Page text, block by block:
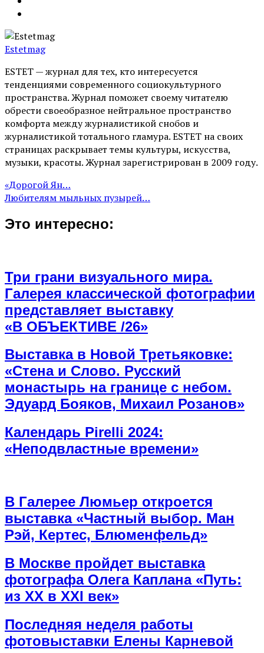
Estetmag
ESTET — журнал для тех, кто интересуeтся
тенденциями современного социокультурного
пространства. Журнал поможет своему читателю
обрести своеобразное нейтральное пространство
комфорта между журналистикой снобов и
журналистикой тотального гламура. ESTET на своих
страницах раскрывает темы культуры, искусства,
музыки, красоты. Журнал зарегистрирован в 2009 году.
«Дорогой Ян…
Любителям мыльных пузырей…
Это интересно:
Три грани визуального мира.
Галерея классической фотографии
представляет выставку
«В ОБЪЕКТИВЕ /26»
Выставка в Новой Третьяковке:
«Стена и Слово. Русский
монастырь на границе с небом.
Эдуард Бояков, Михаил Розанов»
Календарь Pirelli 2024:
«Неподвластные времени»
В Галерее Люмьер откроется
выставка «‎Частный выбор. Ман
Рэй, Кертес, Блюменфельд»
В Москве пройдет выставка
фотографа Олега Каплана «Путь:
из ХХ в ХХI век»
Последняя неделя работы
фотовыставки Елены Карневой